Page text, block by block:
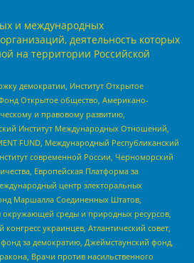
и международных
деятельность которых
на территории Российской
демократии, Институт Открытое
Открытое общество, Американо-
и правовому развитию,
Институт Международных Отношений,
FUND, Международный Республиканский
современной России, Черноморский
Европейская Платформа за
центр электоральных
Маршалла Соединенных Штатов,
окружающей среды и природных ресурсов,
украинцев, Атлантический совет,
за демократию, Джеймстаунский фонд,
Врачи против насильственного